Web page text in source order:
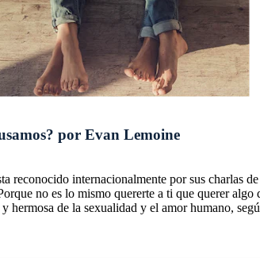
por Evan Lemoine
reconocido internacionalmente por sus charlas
no es lo mismo quererte a ti que querer
hermosa de la sexualidad y el amor humano,